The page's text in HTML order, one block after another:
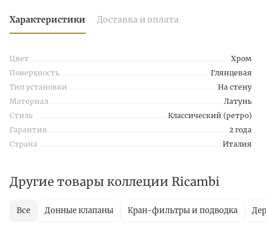
Характеристики Доставка и оплата
Цвет
Хром
Поверхность
Глянцевая
Тип установки
На стену
Материал
Латунь
Стиль
Классический (ретро)
Гарантия
2 года
Страна
Италия
Другие товары коллеции Ricambi
Все Донные клапаны Кран-фильтры и подводка